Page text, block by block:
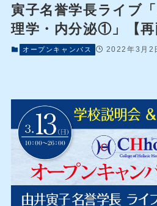
寅子名誉学長ライブ
理学・内分泌①」【再
オープンキャンパス 2022年3月2